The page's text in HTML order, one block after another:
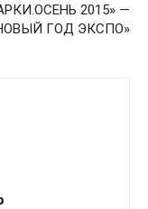
2015» —
ГОД ЭКСПО»